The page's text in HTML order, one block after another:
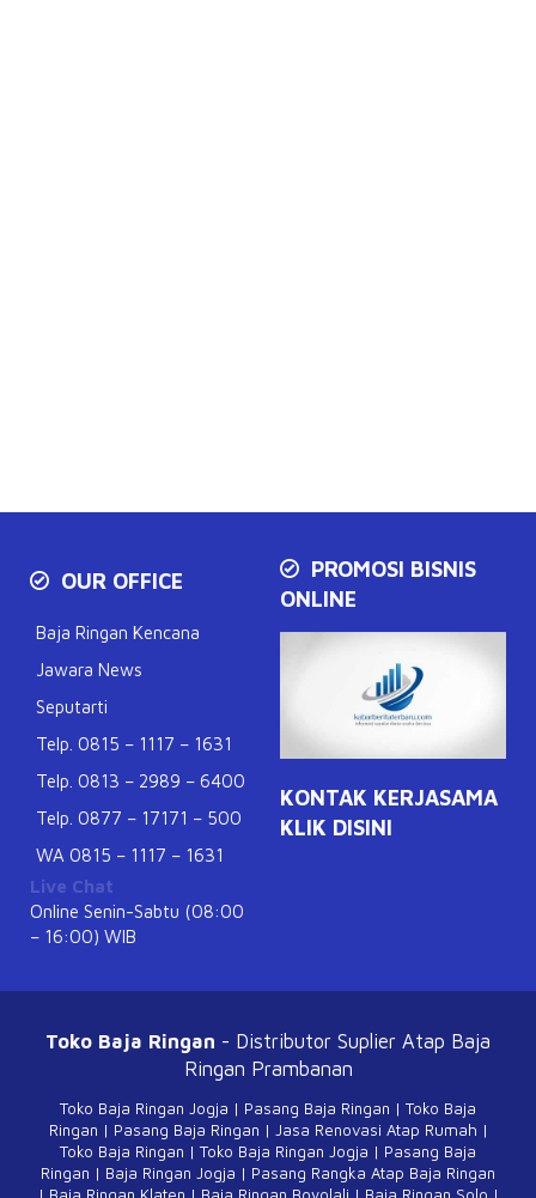
OUR OFFICE
Baja Ringan Kencana
Jawara News
Seputarti
Telp. 0815 – 1117 – 1631
Telp. 0813 – 2989 – 6400
Telp. 0877 – 17171 – 500
WA 0815 – 1117 – 1631
Live Chat
Online Senin-Sabtu (08:00
– 16:00) WIB
PROMOSI BISNIS
ONLINE
KONTAK KERJASAMA
KLIK DISINI
Toko Baja Ringan - Distributor Suplier Atap Baja
Ringan Prambanan
Toko Baja Ringan Jogja | Pasang Baja Ringan | Toko Baja
Ringan | Pasang Baja Ringan | Jasa Renovasi Atap Rumah |
Toko Baja Ringan | Toko Baja Ringan Jogja | Pasang Baja
Ringan | Baja Ringan Jogja | Pasang Rangka Atap Baja Ringan